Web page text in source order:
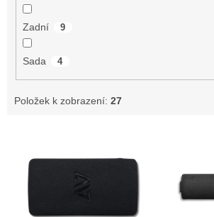
Zadní 9
Sada 4
Položek k zobrazení: 27